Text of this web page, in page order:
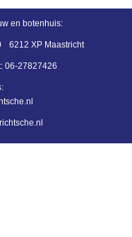
en botenhuis:
6212 XP Maastricht
06-27827426